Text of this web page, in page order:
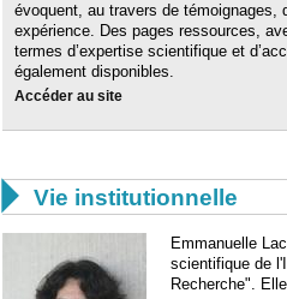
évoquent, au travers de témoignages,
expérience. Des pages ressources,
termes d’expertise scientifique et
également disponibles.
Accéder au site
 Vie institutionnelle
Emmanuelle
scientifique de
Recherche".